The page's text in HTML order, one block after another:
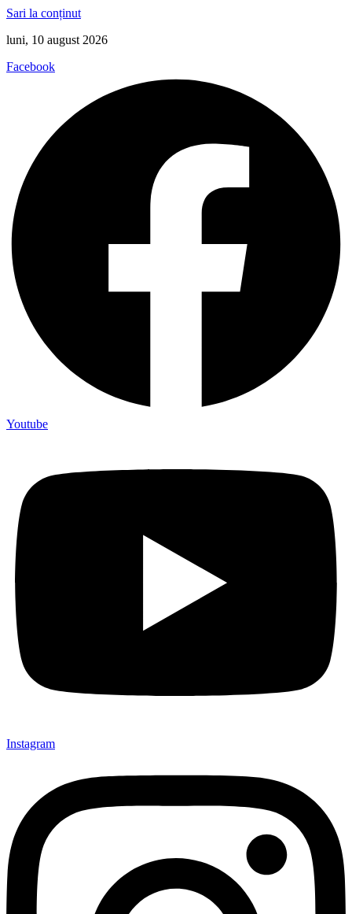
Sari la conținut
luni, 10 august 2026
Facebook
Youtube
Instagram